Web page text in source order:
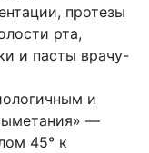
протезы
рта,
и пасты врачу-
и
—
45° к